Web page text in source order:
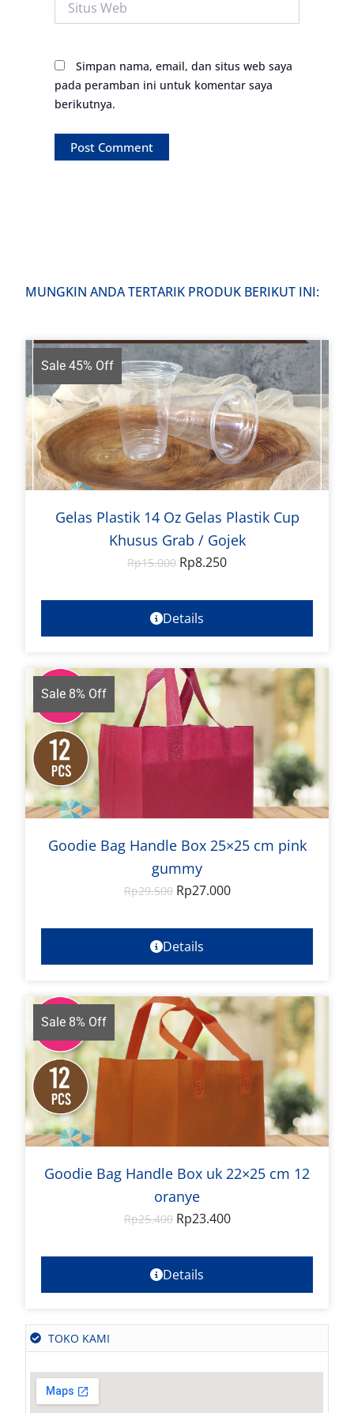
Web
Simpan nama, email, dan situs web saya
pada peramban ini untuk komentar saya
berikutnya.
MUNGKIN ANDA TERTARIK PRODUK BERIKUT INI:
Sale 45% Off
Gelas Plastik 14 Oz Gelas Plastik Cup
Khusus Grab / Gojek
Rp15.000 Rp8.250
Details
Sale 8% Off
Goodie Bag Handle Box 25×25 cm pink
gummy
Rp29.500 Rp27.000
Details
Sale 8% Off
Goodie Bag Handle Box uk 22×25 cm 12
oranye
Rp25.400 Rp23.400
Details
TOKO KAMI